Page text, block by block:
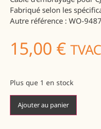
Fabriqué selon les
Autre référence : WO-
15,00 € TVAC
Plus que 1 en stock
Ajouter au panier